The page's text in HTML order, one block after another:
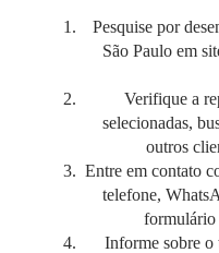
Pesquise por
São Paulo em
Verifique a
selecionadas,
outros
Entre em contato
telefone,
formulário
Informe sobre o